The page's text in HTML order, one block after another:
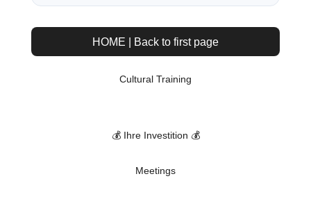
HOME | Back to first page
Cultural Training
💰 Ihre Investition 💰
Meetings